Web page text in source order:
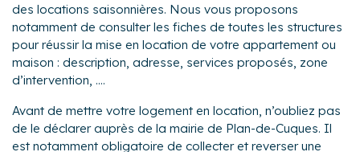
des locations saisonnières. Nous vous proposons
notamment de consulter les fiches de toutes les structures
pour réussir la mise en location de votre appartement ou
maison : description, adresse, services proposés, zone
d’intervention, ....
Avant de mettre votre logement en location, n’oubliez pas
de le déclarer auprès de la mairie de Plan-de-Cuques. Il
est notamment obligatoire de collecter et reverser une